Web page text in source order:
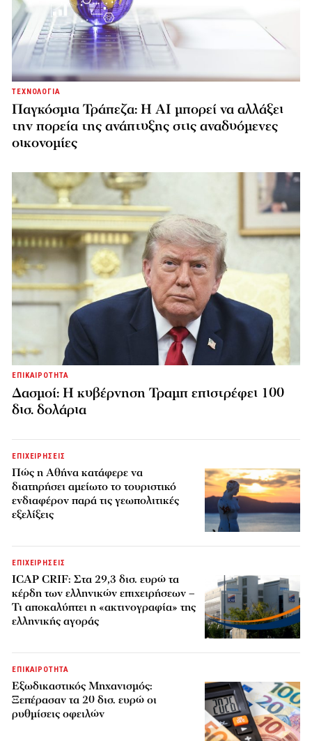
ΤΕΧΝΟΛΟΓΙΑ
Παγκόσμια Τράπεζα: Η AI μπορεί να αλλάξει
την πορεία της ανάπτυξης στις αναδυόμενες
οικονομίες
ΕΠΙΚΑΙΡΟΤΗΤΑ
Δασμοί: Η κυβέρνηση Τραμπ επιστρέφει 100
δισ. δολάρια
ΕΠΙΧΕΙΡΗΣΕΙΣ
Πώς η Αθήνα κατάφερε να
διατηρήσει αμείωτο το τουριστικό
ενδιαφέρον παρά τις γεωπολιτικές
εξελίξεις
ΕΠΙΧΕΙΡΗΣΕΙΣ
ICAP CRIF: Στα 29,3 δισ. ευρώ τα
κέρδη των ελληνικών επιχειρήσεων –
Τι αποκαλύπτει η «ακτινογραφία» της
ελληνικής αγοράς
ΕΠΙΚΑΙΡΟΤΗΤΑ
Εξωδικαστικός Μηχανισμός:
Ξεπέρασαν τα 20 δισ. ευρώ οι
ρυθμίσεις οφειλών